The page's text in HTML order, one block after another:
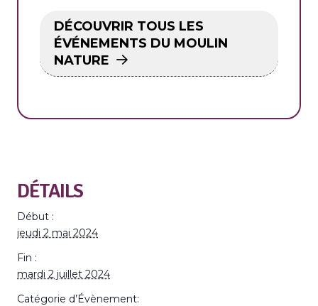
DÉCOUVRIR TOUS LES
ÉVÉNEMENTS DU MOULIN
NATURE
DÉTAILS
Début :
jeudi 2 mai 2024
Fin :
mardi 2 juillet 2024
Catégorie d’Évènement: